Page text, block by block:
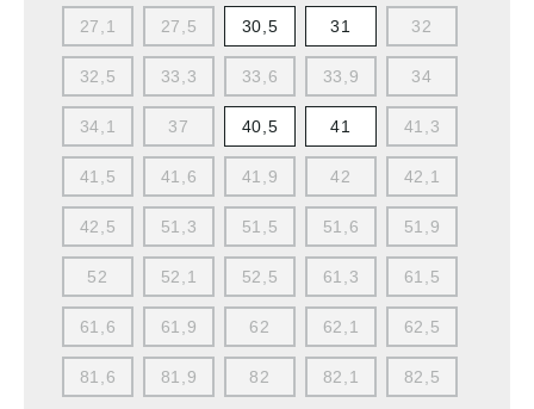
27,1 27,5 30,5 31 32
32,5 33,3 33,6 33,9 34
34,1 37 40,5 41 41,3
41,5 41,6 41,9 42 42,1
42,5 51,3 51,5 51,6 51,9
52 52,1 52,5 61,3 61,5
61,6 61,9 62 62,1 62,5
81,6 81,9 82 82,1 82,5